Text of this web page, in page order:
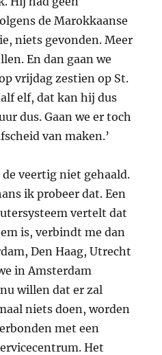
de Marokkaanse
niets gevonden. Meer
En dan gaan we
vrijdag zestien op St.
elf, dat kan hij dus
dus. Gaan we er toch
van maken.’
veertig niet gehaald.
ik probeer dat. Een
vertelt dat
is, verbindt me dan
Den Haag, Utrecht
in Amsterdam
willen dat er zal
niets doen, worden
met een
Het